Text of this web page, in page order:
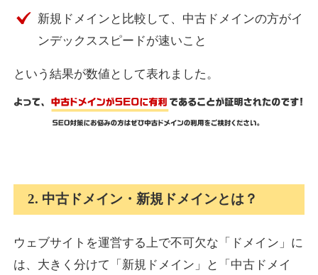
詳細を見る
10,800円 入札 0件
詳細を見る
fukuoka-marathon.com
torigirl-movie.com
新規ドメインと比較して、中古ドメインの方がイ
ンデックススピードが速いこと
という結果が数値として表れました。
2. 中古ドメイン・新規ドメインとは？
ウェブサイトを運営する上で不可欠な「ドメイン」に
は、大きく分けて「新規ドメイン」と「中古ドメイ